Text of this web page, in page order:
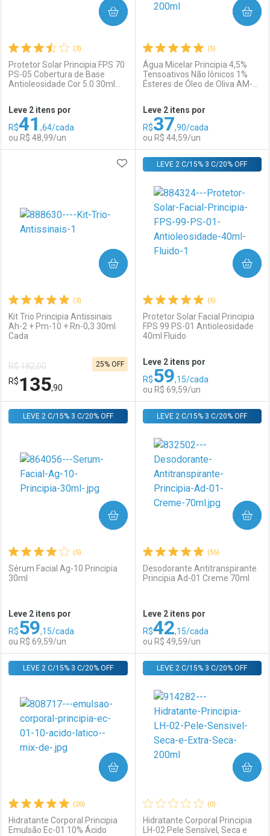
Comprar sem Desconto
Por R$ 69,00/cada
Comprar sem Desconto
Por R$ 69,00/cada
Comprar sem Desconto
Por R$ 38,99/cada
Comprar sem Desconto
Por R$ 38,99/cada
(3)
Protetor Solar Principia FPS 70
PS-05 Cobertura de Base
Antioleosidade Cor 5.0 30ml
Leve 2 itens por
R$41 ,64/cada
ou R$ 48,99/un
COMPRAR
FECHAR
Comprar sem Desconto
Por R$ 48,99/cada
FECHAR
Comprar sem Desconto
Por R$ 48,99/cada
(5)
Água Micelar Principia 4,5%
Tensoativos Não Iônicos 1%
Ésteres de Óleo de Oliva AM-
Leve 2 itens por
R$37,90/cada
ou R$ 44,59/un
COMPRAR
Laboratório
Comprar sem Desconto
Por R$ 44,59/cada
Por Menos
Comprar sem Desconto
Por R$ 44,59/cada
(3)
Kit Trio Principia Antissinais
Ah-2 + Pm-10 + Rn-0,3 30ml
Cada
R$ 182,00
R$135,90
25% OFF
ADICIONAR AOS FAVORITOS
COMPRAR
FECHAR
Laboratório
Comprar sem Desconto
Por R$ 135,90/cada
FECHAR
Por Menos
Comprar sem Desconto
Por R$ 135,90/cada
(5)
Protetor Solar Facial Principia
FPS 99 PS-01 Antioleosidade
40ml Fluido
LEVE 2 C/15% 3 C/20% OFF
Leve 2 itens por
R$59,15/cada
ou R$ 69,59/un
COMPRAR
Laboratório
Comprar sem Desconto
Por R$ 69,59/cada
Por Menos
Comprar sem Desconto
Por R$ 69,59/cada
(5)
Sérum Facial Ag-10 Principia
30ml
LEVE 2 C/15% 3 C/20% OFF
Leve 2 itens por
R$59,15/cada
ou R$ 69,59/un
COMPRAR
FECHAR
Laboratório
FECHAR
Por Menos
(55)
Desodorante Antitranspirante
Principia Ad-01 Creme 70ml
LEVE 2 C/15% 3 C/20% OFF
Leve 2 itens por
R$42,15/cada
ou R$ 49,59/un
COMPRAR
Laboratório
Por Menos
(20)
Hidratante Corporal Principia
Emulsão Ec-01 10% Ácido
LEVE 2 C/15% 3 C/20% OFF
COMPRAR
(0)
Hidratante Corporal Principia
LH-02 Pele Sensível, Seca e
LEVE 2 C/15% 3 C/20% OFF
COMPRAR